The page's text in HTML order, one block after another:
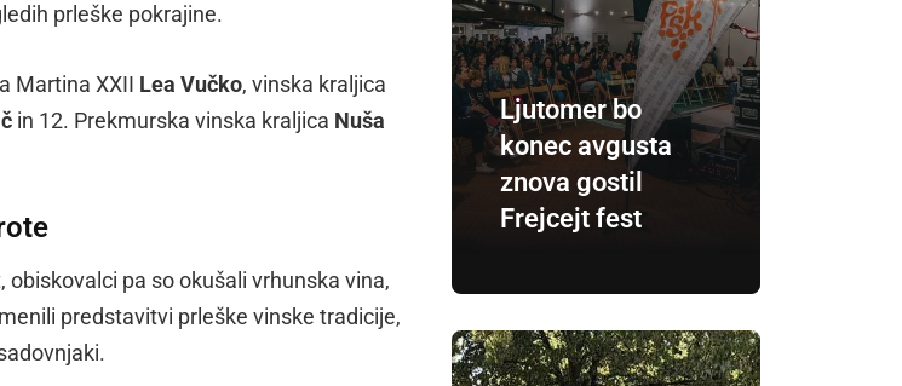
prleške pokrajine.
Martina XXII Lea Vučko, vinska kraljica
in 12. Prekmurska vinska kraljica Nuša
pa so okušali vrhunska vina,
predstavitvi prleške vinske tradicije,
Ljutomer bo
konec avgusta
znova gostil
Frejcejt fest